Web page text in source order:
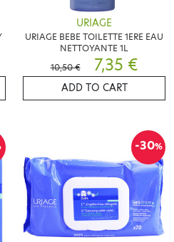
URIAGE
URIAGE BEBE TOILETTE 1ERE EAU
NETTOYANTE 1L
10,50 €
7,35 €
ADD TO CART
-30%